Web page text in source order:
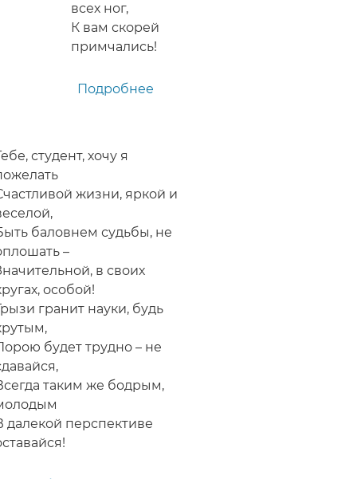
всех ног,
К вам скорей
примчались!
Подробнее
(с
днем)
студент, хочу я
жизни, яркой и
баловнем судьбы, не
–
в своих
особой!
гранит науки, будь
будет трудно – не
таким же бодрым,
далекой перспективе